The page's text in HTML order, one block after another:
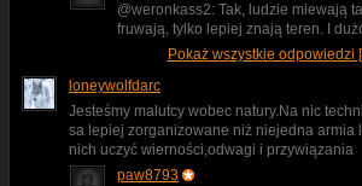
@weronkass2: Tak, ludzie miewają
fruwają, tylko lepiej znają teren. I
Pokaż wszystkie odpowiedzi
loneywolfdarc
Jesteśmy malutcy wobec natury.Na nic
sa lepiej zorganizowane niż niejedna armia
nich uczyć wierności,odwagi i przywiązania
paw8793